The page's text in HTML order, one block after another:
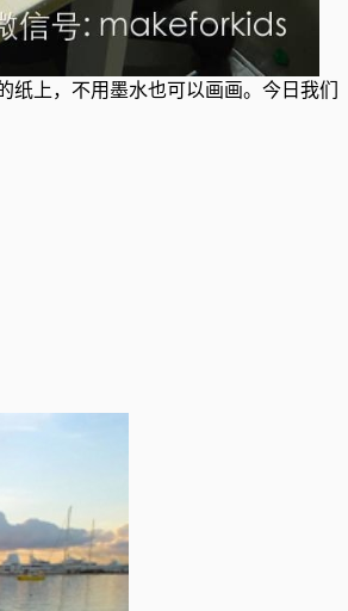
上，不用墨水也可以画画。今日我们